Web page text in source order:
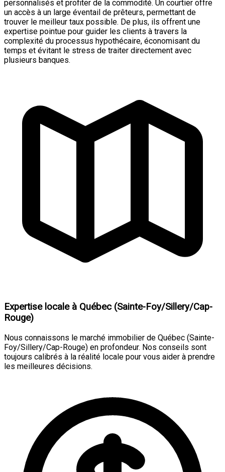
personnalisés et profiter de la commodité. Un courtier offre
un accès à un large éventail de prêteurs, permettant de
trouver le meilleur taux possible. De plus, ils offrent une
expertise pointue pour guider les clients à travers la
complexité du processus hypothécaire, économisant du
temps et évitant le stress de traiter directement avec
plusieurs banques.
Expertise locale à Québec (Sainte-Foy/Sillery/Cap-
Rouge)
Nous connaissons le marché immobilier de Québec (Sainte-
Foy/Sillery/Cap-Rouge) en profondeur. Nos conseils sont
toujours calibrés à la réalité locale pour vous aider à prendre
les meilleures décisions.